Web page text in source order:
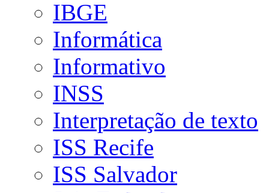
IBGE
Informática
Informativo
INSS
Interpretação de texto
ISS Recife
ISS Salvador